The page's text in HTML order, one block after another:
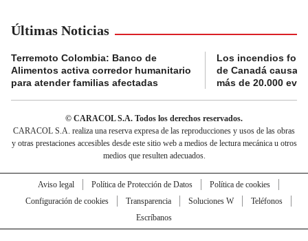
Últimas Noticias
Terremoto Colombia: Banco de
Alimentos activa corredor humanitario
para atender familias afectadas
Los incendios
de Canadá causan
más de 20.000
© CARACOL S.A. Todos los derechos reservados.
CARACOL S.A. realiza una reserva expresa de las reproducciones y usos de las obras
y otras prestaciones accesibles desde este sitio web a medios de lectura mecánica u otros
medios que resulten adecuados.
Aviso legal Política de Protección de Datos
Política de cookies
Configuración de cookies
Transparencia Soluciones W
Teléfonos
Escríbanos